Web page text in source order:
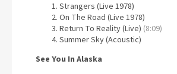
Strangers (Live 1978)
On The Road (Live 1978)
Return To Reality (Live) (8:09)
Summer Sky (Acoustic)
See You In Alaska